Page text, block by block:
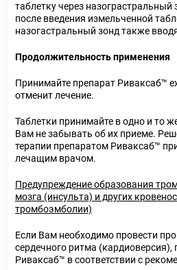
таблетку через назограстральный
после введения измельченной
назогастральный зонд также
Продолжительность применения
Принимайте препарат Риваксаб™
отменит лечение.
Таблетки принимайте в одно и то
Вам не забывать об их приеме.
терапии препаратом Риваксаб™
лечащим врачом.
Предупреждение образования
мозга (инсульта) и других
тромбоэмболии)
Если Вам необходимо провести
сердечного ритма (кардиоверсия),
Риваксаб™ в соответствии с